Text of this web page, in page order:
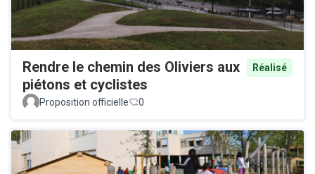
Rendre le chemin des Oliviers aux
piétons et cyclistes
Réalisé
Proposition officielle 0